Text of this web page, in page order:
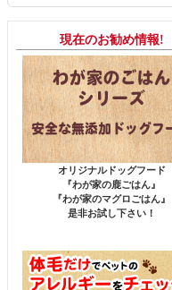
現在のお勧め情報!
オリジナルドッグフード
『わが家の鹿ごはん』
『わが家のマグロごはん』
是非お試し下さい！